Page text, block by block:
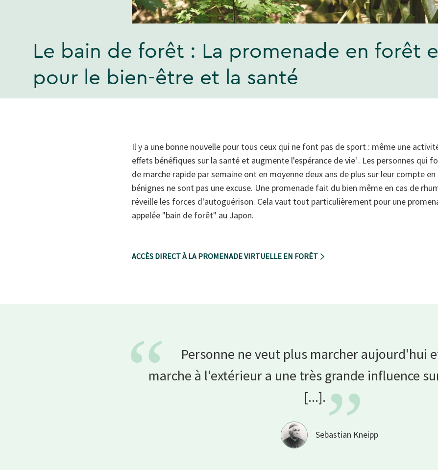
Le bain de forêt : La promenade en forêt
pour le bien-être et la santé
Il y a une bonne nouvelle pour tous ceux qui ne font pas de sport : même une
effets bénéfiques sur la santé et augmente l'espérance de vie¹. Les personnes qui
de marche rapide par semaine ont en moyenne deux ans de plus sur leur compte
bénignes ne sont pas une excuse. Une promenade fait du bien même en cas de
réveille les forces d'autoguérison. Cela vaut tout particulièrement pour une
appelée "bain de forêt" au Japon.
ACCÈS DIRECT À LA PROMENADE VIRTUELLE EN FORÊT
“
Personne ne veut plus marcher aujourd'hui
marche à l'extérieur a une très grande influence
[...].”
Sebastian Kneipp